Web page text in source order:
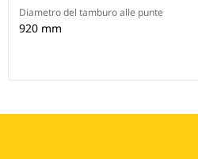
Diametro del tamburo alle punte
920 mm